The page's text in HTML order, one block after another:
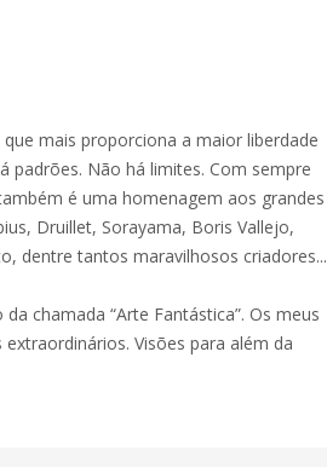
mais proporciona a maior liberdade
padrões. Não há limites. Com sempre
é uma homenagem aos grandes
Druillet, Sorayama, Boris Vallejo,
dentre tantos maravilhosos criadores...
chamada “Arte Fantástica”. Os meus
Visões para além da